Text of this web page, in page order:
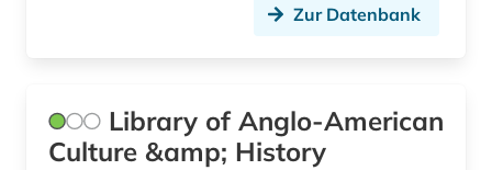
Zur Datenbank
Library of Anglo-American
Culture &amp; History